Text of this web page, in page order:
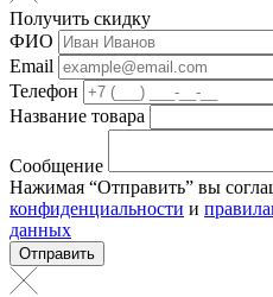
Получить скидку
ФИО
Email
Телефон
Название товара
Сообщение
Нажимая “Отправить” вы
конфиденциальности и
данных
Отправить